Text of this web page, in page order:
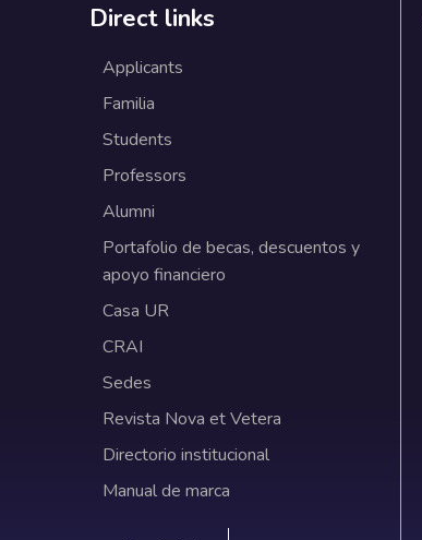
Direct links
Applicants
Familia
Students
Professors
Alumni
Portafolio de becas, descuentos y
apoyo financiero
Casa UR
CRAI
Sedes
Revista Nova et Vetera
Directorio institucional
Manual de marca